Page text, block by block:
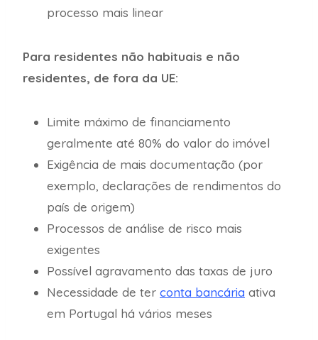
processo mais linear
Para residentes não habituais e não
residentes, de fora da UE:
Limite máximo de financiamento
geralmente até 80% do valor do imóvel
Exigência de mais documentação (por
exemplo, declarações de rendimentos do
país de origem)
Processos de análise de risco mais
exigentes
Possível agravamento das taxas de juro
Necessidade de ter conta bancária ativa
em Portugal há vários meses